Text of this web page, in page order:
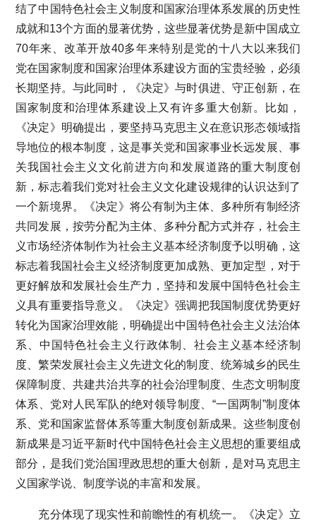
结了中国特色社会主义制度和国家治理体系发展的历史性
成就和13个方面的显著优势，这些显著优势是新中国成立
70年来、改革开放40多年来特别是党的十八大以来我们
党在国家制度和国家治理体系建设方面的宝贵经验，必须
长期坚持。与此同时，《决定》与时俱进、守正创新，在
国家制度和治理体系建设上又有许多重大创新。比如，
《决定》明确提出，要坚持马克思主义在意识形态领域指
导地位的根本制度，这是事关党和国家事业长远发展、事
关我国社会主义文化前进方向和发展道路的重大制度创
新，标志着我们党对社会主义文化建设规律的认识达到了
一个新境界。《决定》将公有制为主体、多种所有制经济
共同发展，按劳分配为主体、多种分配方式并存，社会主
义市场经济体制作为社会主义基本经济制度予以明确，这
标志着我国社会主义经济制度更加成熟、更加定型，对于
更好解放和发展社会生产力，坚持和发展中国特色社会主
义具有重要指导意义。《决定》强调把我国制度优势更好
转化为国家治理效能，明确提出中国特色社会主义法治体
系、中国特色社会主义行政体制、社会主义基本经济制
度、繁荣发展社会主义先进文化的制度、统筹城乡的民生
保障制度、共建共治共享的社会治理制度、生态文明制度
体系、党对人民军队的绝对领导制度、“一国两制”制度体
系、党和国家监督体系等重大制度创新成果。这些制度创
新成果是习近平新时代中国特色社会主义思想的重要组成
部分，是我们党治国理政思想的重大创新，是对马克思主
义国家学说、制度学说的丰富和发展。
充分体现了现实性和前瞻性的有机统一。《决定》立